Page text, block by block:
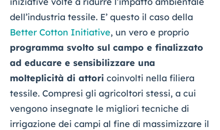
dell’industria tessile. E’ questo il caso della
Better Cotton Initiative, un vero e proprio
programma svolto sul campo e finalizzato
ad educare e sensibilizzare una
molteplicità di attori coinvolti nella filiera
tessile. Compresi gli agricoltori stessi, a cui
vengono insegnate le migliori tecniche di
irrigazione dei campi al fine di massimizzare il